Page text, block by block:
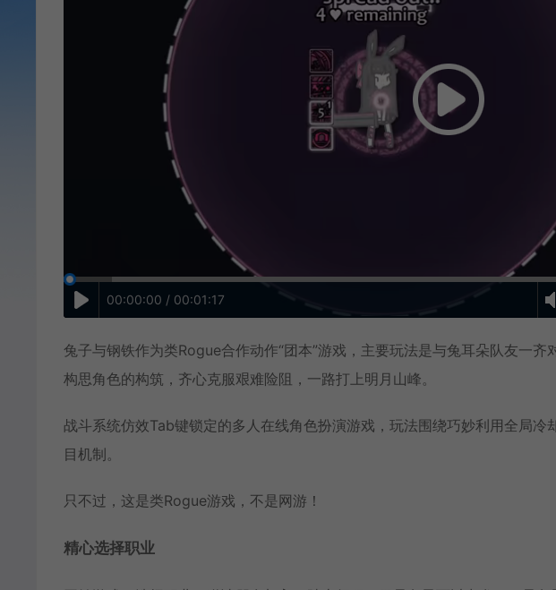
00:00:00 / 00:01:17
兔子与钢铁作为类Rogue合作动作“团本”游戏，主要玩法是与兔耳朵队友一齐
构思角色的构筑，齐心克服艰难险阻，一路打上明月山峰。
战斗系统仿效Tab键锁定的多人在线角色扮演游戏，玩法围绕巧妙利用全局
目机制。
只不过，这是类Rogue游戏，不是网游！
精心选择职业